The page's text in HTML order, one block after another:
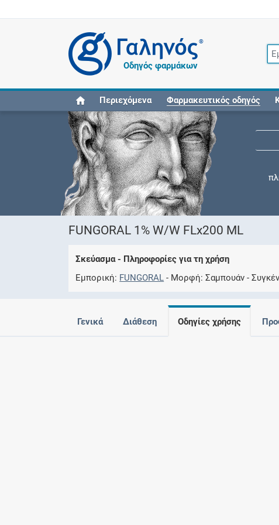
®
Οδηγός φαρμάκων
Περιεχόμενα Φαρμακευτικός οδηγός
FUNGORAL 1% W/W FLx200 ML
Σκεύασμα - Πληροφορίες για τη χρήση
Εμπορική FUNGORAL Μορφή Σαμπουάν
Γενικά Διάθεση Οδηγίες χρήσης